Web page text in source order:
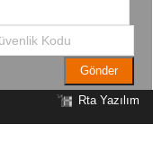
Gönder
Rta Yazılım